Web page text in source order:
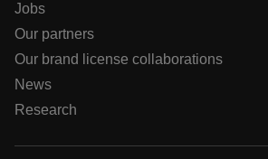
Jobs
Our partners
Our brand license collaborations
News
Research